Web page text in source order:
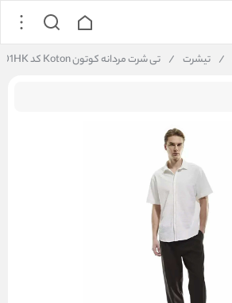
/ تیشرت / تی شرت مردانه کوتون Koton کد 5SAM60001HK